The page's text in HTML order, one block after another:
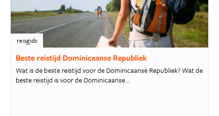
reisgids
Beste reistijd Dominicaanse Republiek
Wat is de beste reistijd voor de Dominicaanse Republiek? Wat de
beste reistijd is voor de Dominicaanse...